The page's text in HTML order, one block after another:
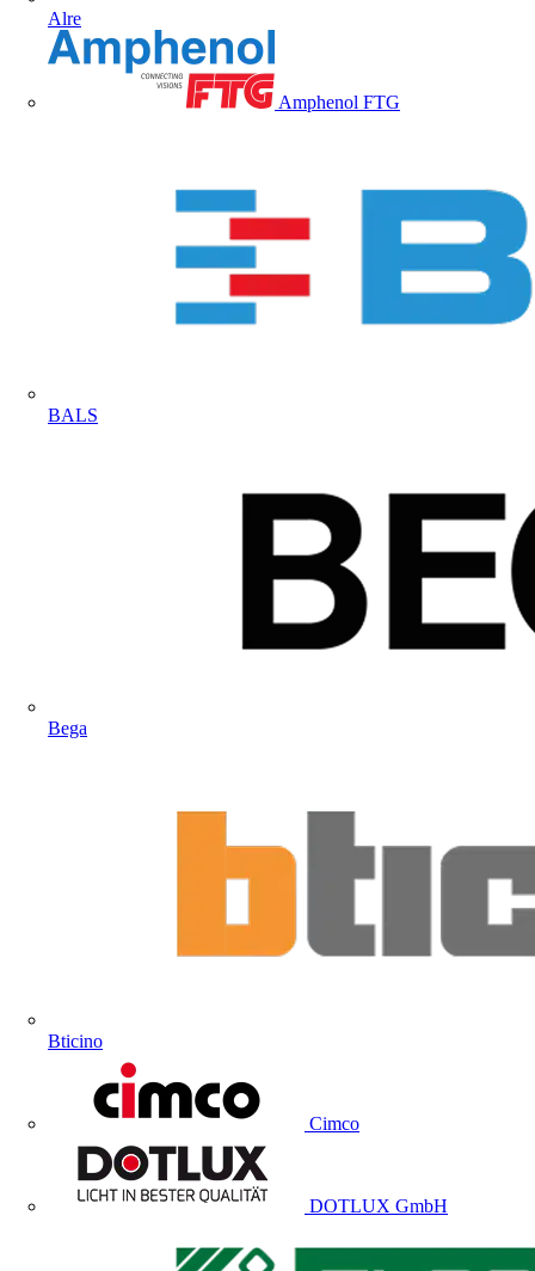
Alre
Amphenol FTG
BALS
Bega
Bticino
Cimco
DOTLUX GmbH